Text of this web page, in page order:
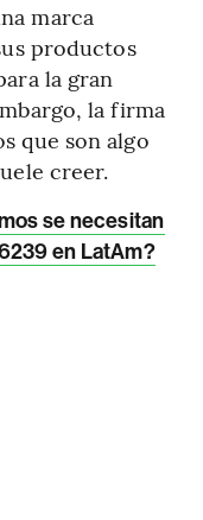
marca
productos
la gran
la firma
que son algo
creer.
se necesitan
en LatAm?